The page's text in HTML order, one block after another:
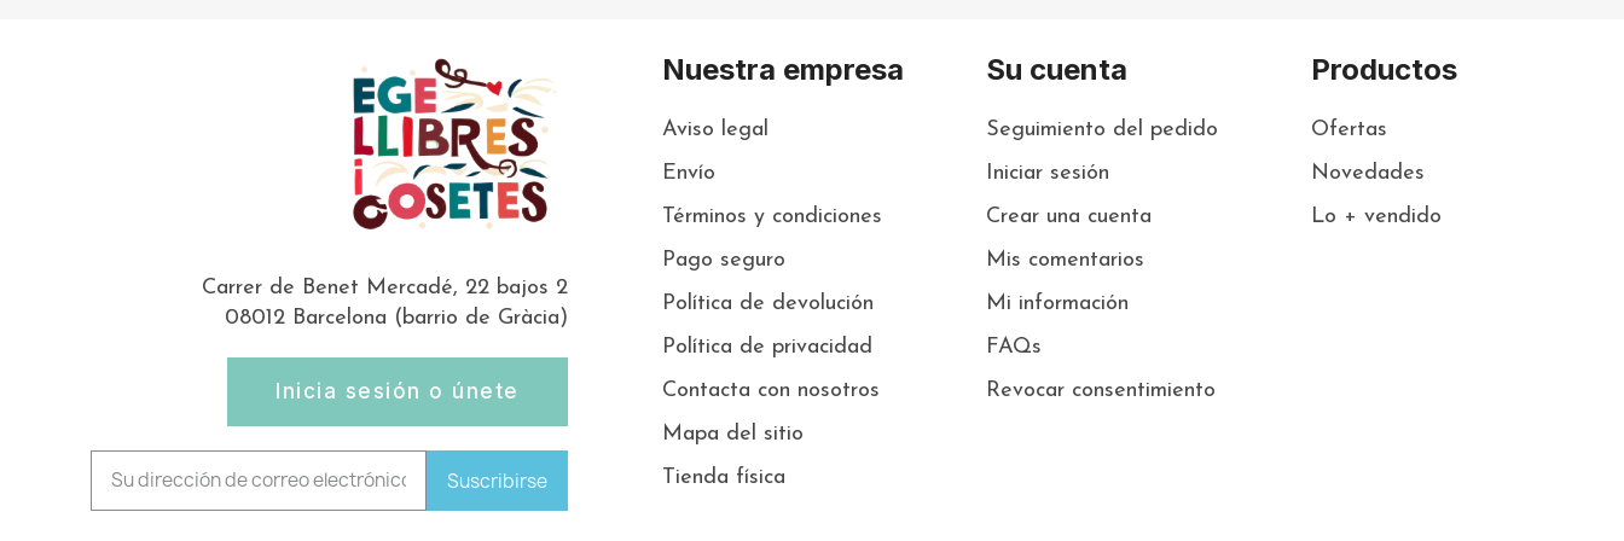
Carrer de Benet Mercadé, 22 bajos 2
08012 Barcelona (barrio de Gràcia)
Inicia sesión o únete
Suscribirse
Nuestra empresa
Aviso legal
Envío
Términos y condiciones
Pago seguro
Política de devolución
Política de privacidad
Contacta con nosotros
Mapa del sitio
Tienda física
Su cuenta
Seguimiento del pedido
Iniciar sesión
Crear una cuenta
Mis comentarios
Mi información
FAQs
Revocar consentimiento
Productos
Ofertas
Novedades
Lo + vendido